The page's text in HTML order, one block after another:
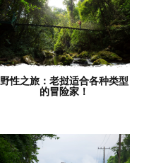
野性之旅：老挝适合各种类型
的冒险家！